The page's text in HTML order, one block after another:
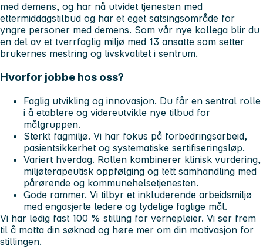
med demens, og har nå utvidet tjenesten med
ettermiddagstilbud og har et eget satsingsområde for
yngre personer med demens. Som vår nye kollega blir du
en del av et tverrfaglig miljø med 13 ansatte som setter
brukernes mestring og livskvalitet i sentrum.
Hvorfor jobbe hos oss?
Faglig utvikling og innovasjon. Du får en sentral rolle
i å etablere og videreutvikle nye tilbud for
målgruppen.
Sterkt fagmiljø. Vi har fokus på forbedringsarbeid,
pasientsikkerhet og systematiske sertifiseringsløp.
Variert hverdag. Rollen kombinerer klinisk vurdering,
miljøterapeutisk oppfølging og tett samhandling med
pårørende og kommunehelsetjenesten.
Gode rammer. Vi tilbyr et inkluderende arbeidsmiljø
med engasjerte ledere og tydelige faglige mål.
Vi har ledig fast 100 % stilling for vernepleier. Vi ser frem
til å motta din søknad og høre mer om din motivasjon for
stillingen.